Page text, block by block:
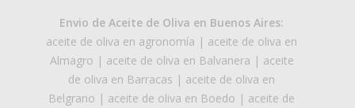
Envio de Aceite de Oliva en Buenos Aires:
aceite de oliva en agronomía | aceite de oliva en
Almagro | aceite de oliva en Balvanera | aceite
de oliva en Barracas | aceite de oliva en
Belgrano | aceite de oliva en Boedo | aceite de